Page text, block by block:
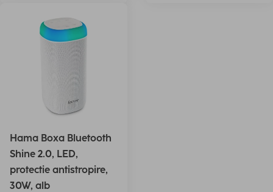
Hama Boxa Bluetooth
Shine 2.0, LED,
protectie antistropire,
30W, alb